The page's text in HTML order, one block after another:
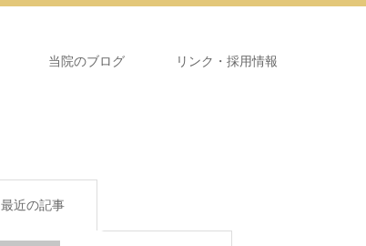
当院のブログ リンク・採用情報
最近の記事